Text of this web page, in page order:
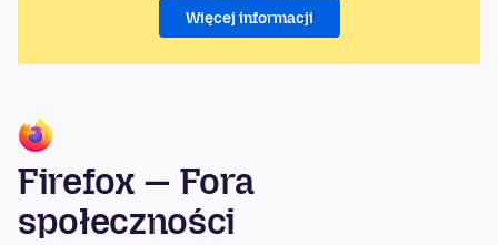
Więcej informacji
Firefox — Fora
społeczności